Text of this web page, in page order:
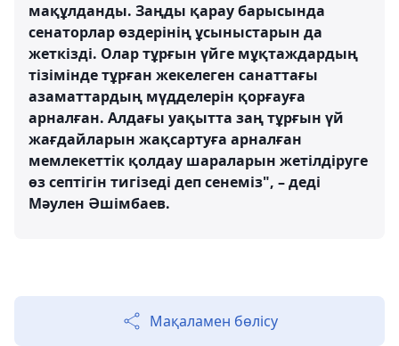
мақұлданды. Заңды қарау барысында
сенаторлар өздерінің ұсыныстарын да
жеткізді. Олар тұрғын үйге мұқтаждардың
тізімінде тұрған жекелеген санаттағы
азаматтардың мүдделерін қорғауға
арналған. Алдағы уақытта заң тұрғын үй
жағдайларын жақсартуға арналған
мемлекеттік қолдау шараларын жетілдіруге
өз септігін тигізеді деп сенеміз", – деді
Мәулен Әшімбаев.
Мақаламен бөлісу